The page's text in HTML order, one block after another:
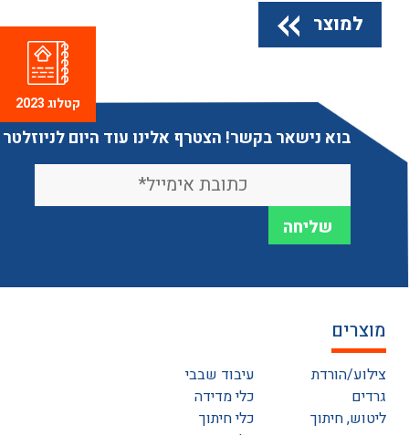
למוצר
בוא נישאר בקשר! הצטרף אלינו עוד היום לניוזלטר
מוצרים
צילוע/הורדת
גרדים
ליטוש, חיתוך
עיבוד שבבי
כלי מדידה
כלי חיתוך
קטלוג 2023